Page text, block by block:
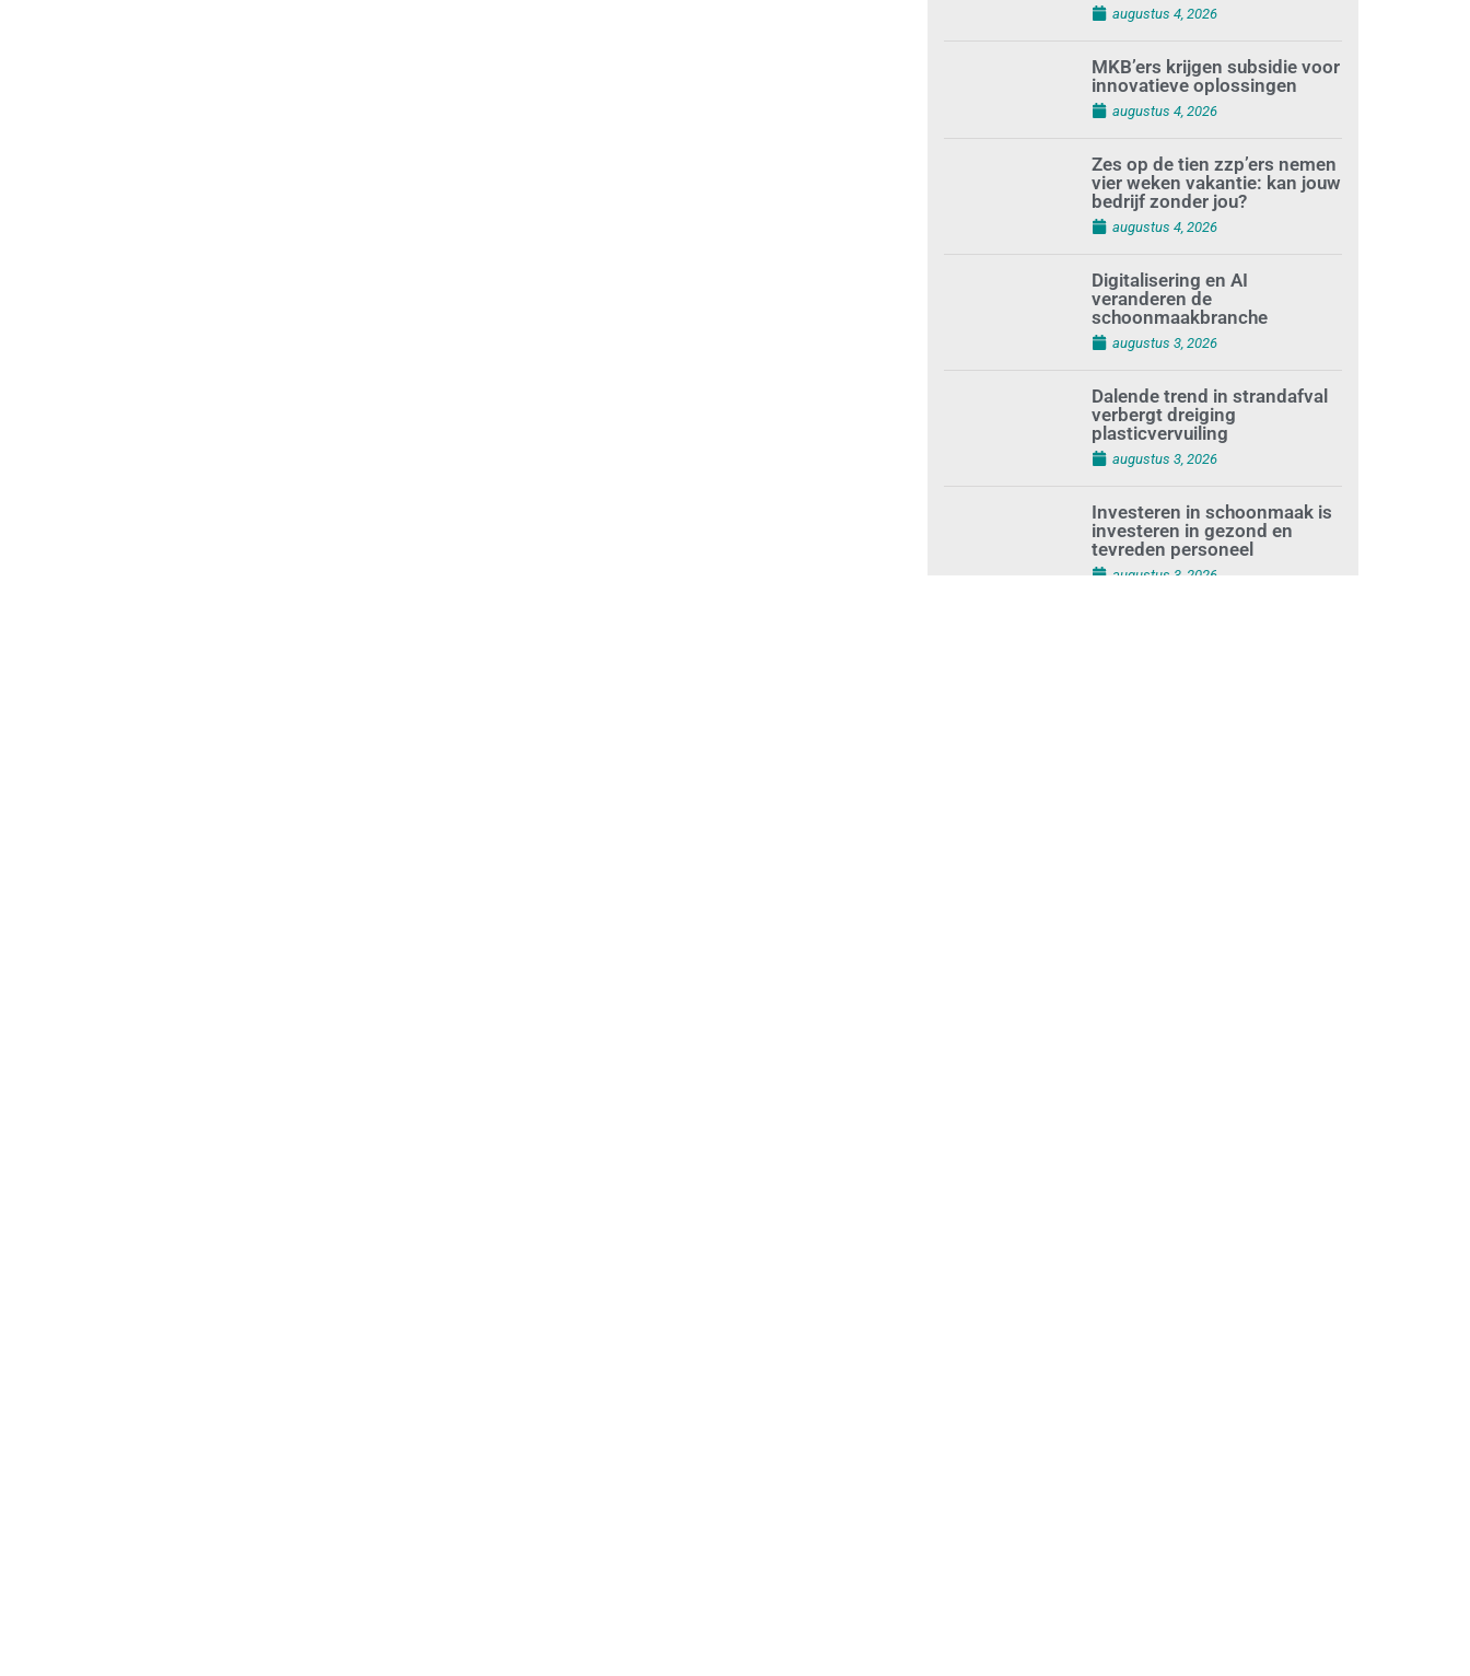
augustus 4, 2026
MKB’ers krijgen subsidie voor
innovatieve oplossingen
augustus 4, 2026
Zes op de tien zzp’ers nemen
vier weken vakantie: kan jouw
bedrijf zonder jou?
Digitalisering en AI
veranderen de
schoonmaakbranche
Dalende trend in strandafval
verbergt dreiging
plasticvervuiling
Investeren in schoonmaak is
investeren in gezond en